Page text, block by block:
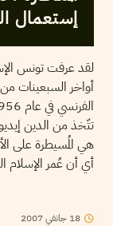
إستعمال
لقد عرفت تونس
أواخر السبعينات من
تتّخذ من الدين
هي المُسيطرة على
أي أن عُمر
18 جانفي2007